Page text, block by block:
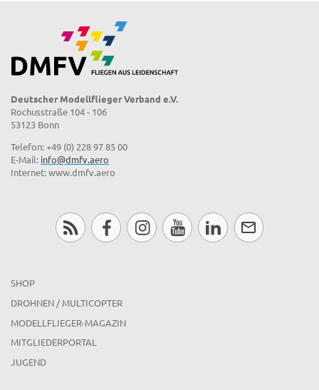
Deutscher Modellflieger Verband e.V.
Rochusstraße 104 - 106
53123 Bonn
Telefon: +49 (0) 228 97 85 00
E-Mail: info@dmfv.aero
Internet: www.dmfv.aero
SHOP
DROHNEN / MULTICOPTER
MODELLFLIEGER-MAGAZIN
MITGLIEDERPORTAL
JUGEND